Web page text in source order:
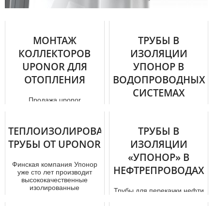
МОНТАЖ
КОЛЛЕКТОРОВ
UPONOR ДЛЯ
ОТОПЛЕНИЯ
Продажа uponor
Каждый элемент устано...
ТРУБЫ В
ИЗОЛЯЦИИ
УПОНОР В
ВОДОПРОВОДНЫХ
СИСТЕМАХ
частного пользования или
промышленного все чаще
стали прибега...
ТЕПЛОИЗОЛИРОВАННЫЕ
ТРУБЫ ОТ UPONOR
Финская компания Упонор
уже сто лет производит
высококачественные
изолированные
ТРУБЫ В
ИЗОЛЯЦИИ
«УПОНОР» В
НЕФТРЕПРОВОДАХ
Трубы для перекачки нефти